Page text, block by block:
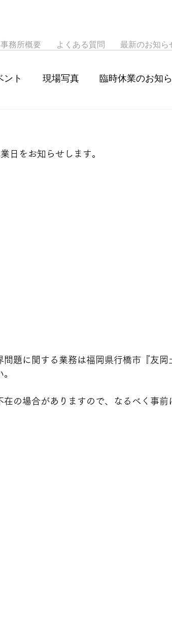
事務所概要 よくある質問 最新のお知ら
ント 現場写真 臨時休業のお知
日をお知らせします。
題に関する業務は福岡県行橋市『友岡
の場合がありますので、なるべく事前